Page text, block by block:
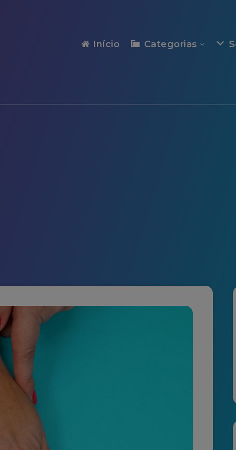
Início Categorias